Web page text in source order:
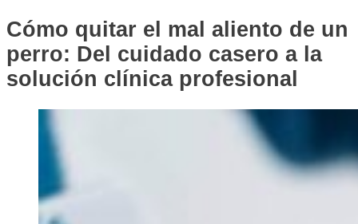
Cómo quitar el mal aliento de un
perro: Del cuidado casero a la
solución clínica profesional